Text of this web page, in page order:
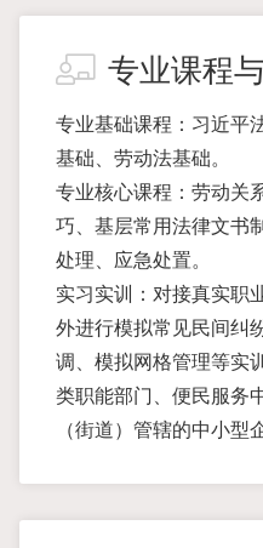
专业课程
专业基础课程：习近平
基础、劳动法基础。
专业核心课程：劳动关
巧、基层常用法律文书
处理、应急处置。
实习实训：对接真实职
外进行模拟常见民间纠
调、模拟网格管理等实
类职能部门、便民服务
（街道）管辖的中小型